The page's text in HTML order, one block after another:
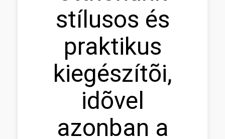
stílusos és
praktikus
kiegészítõi,
idõvel
azonban a